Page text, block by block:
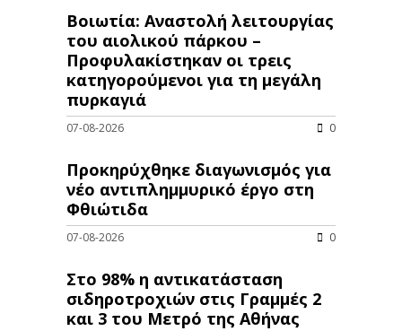
Βοιωτία: Αναστολή λειτουργίας
του αιολικού πάρκου –
Προφυλακίστηκαν οι τρεις
κατηγορούμενοι για τη μεγάλη
πυρκαγιά
07-08-2026 0
Προκηρύχθηκε διαγωνισμός για
νέo αντιπλημμυρικό έργο στη
Φθιώτιδα
07-08-2026 0
Στο 98% η αντικατάσταση
σιδηροτροχιών στις Γραμμές 2
και 3 του Μετρό της Αθήνας